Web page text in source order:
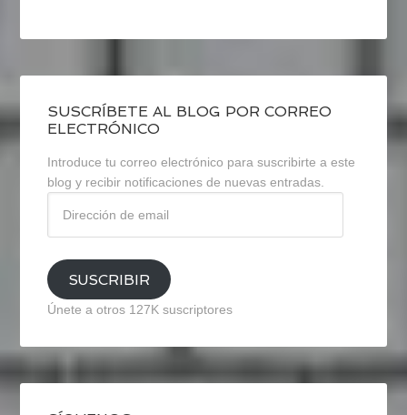
SUSCRÍBETE AL BLOG POR CORREO
ELECTRÓNICO
Introduce tu correo electrónico para suscribirte a este
blog y recibir notificaciones de nuevas entradas.
email
SUSCRIBIR
Únete a otros 127K suscriptores